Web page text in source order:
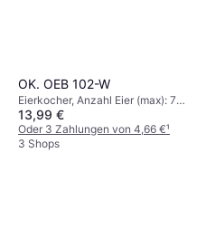
OK. OEB 102-W
Eierkocher, Anzahl Eier (max): 7
Stk.
13,99 €
Oder 3 Zahlungen von 4,66 €¹
3 Shops